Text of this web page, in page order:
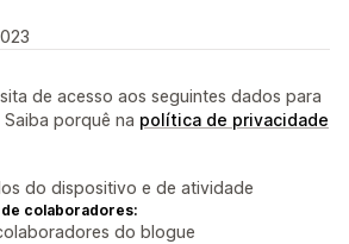
de acesso aos seguintes dados para
porquê na política de privacidade
do dispositivo e de atividade
colaboradores:
do blogue